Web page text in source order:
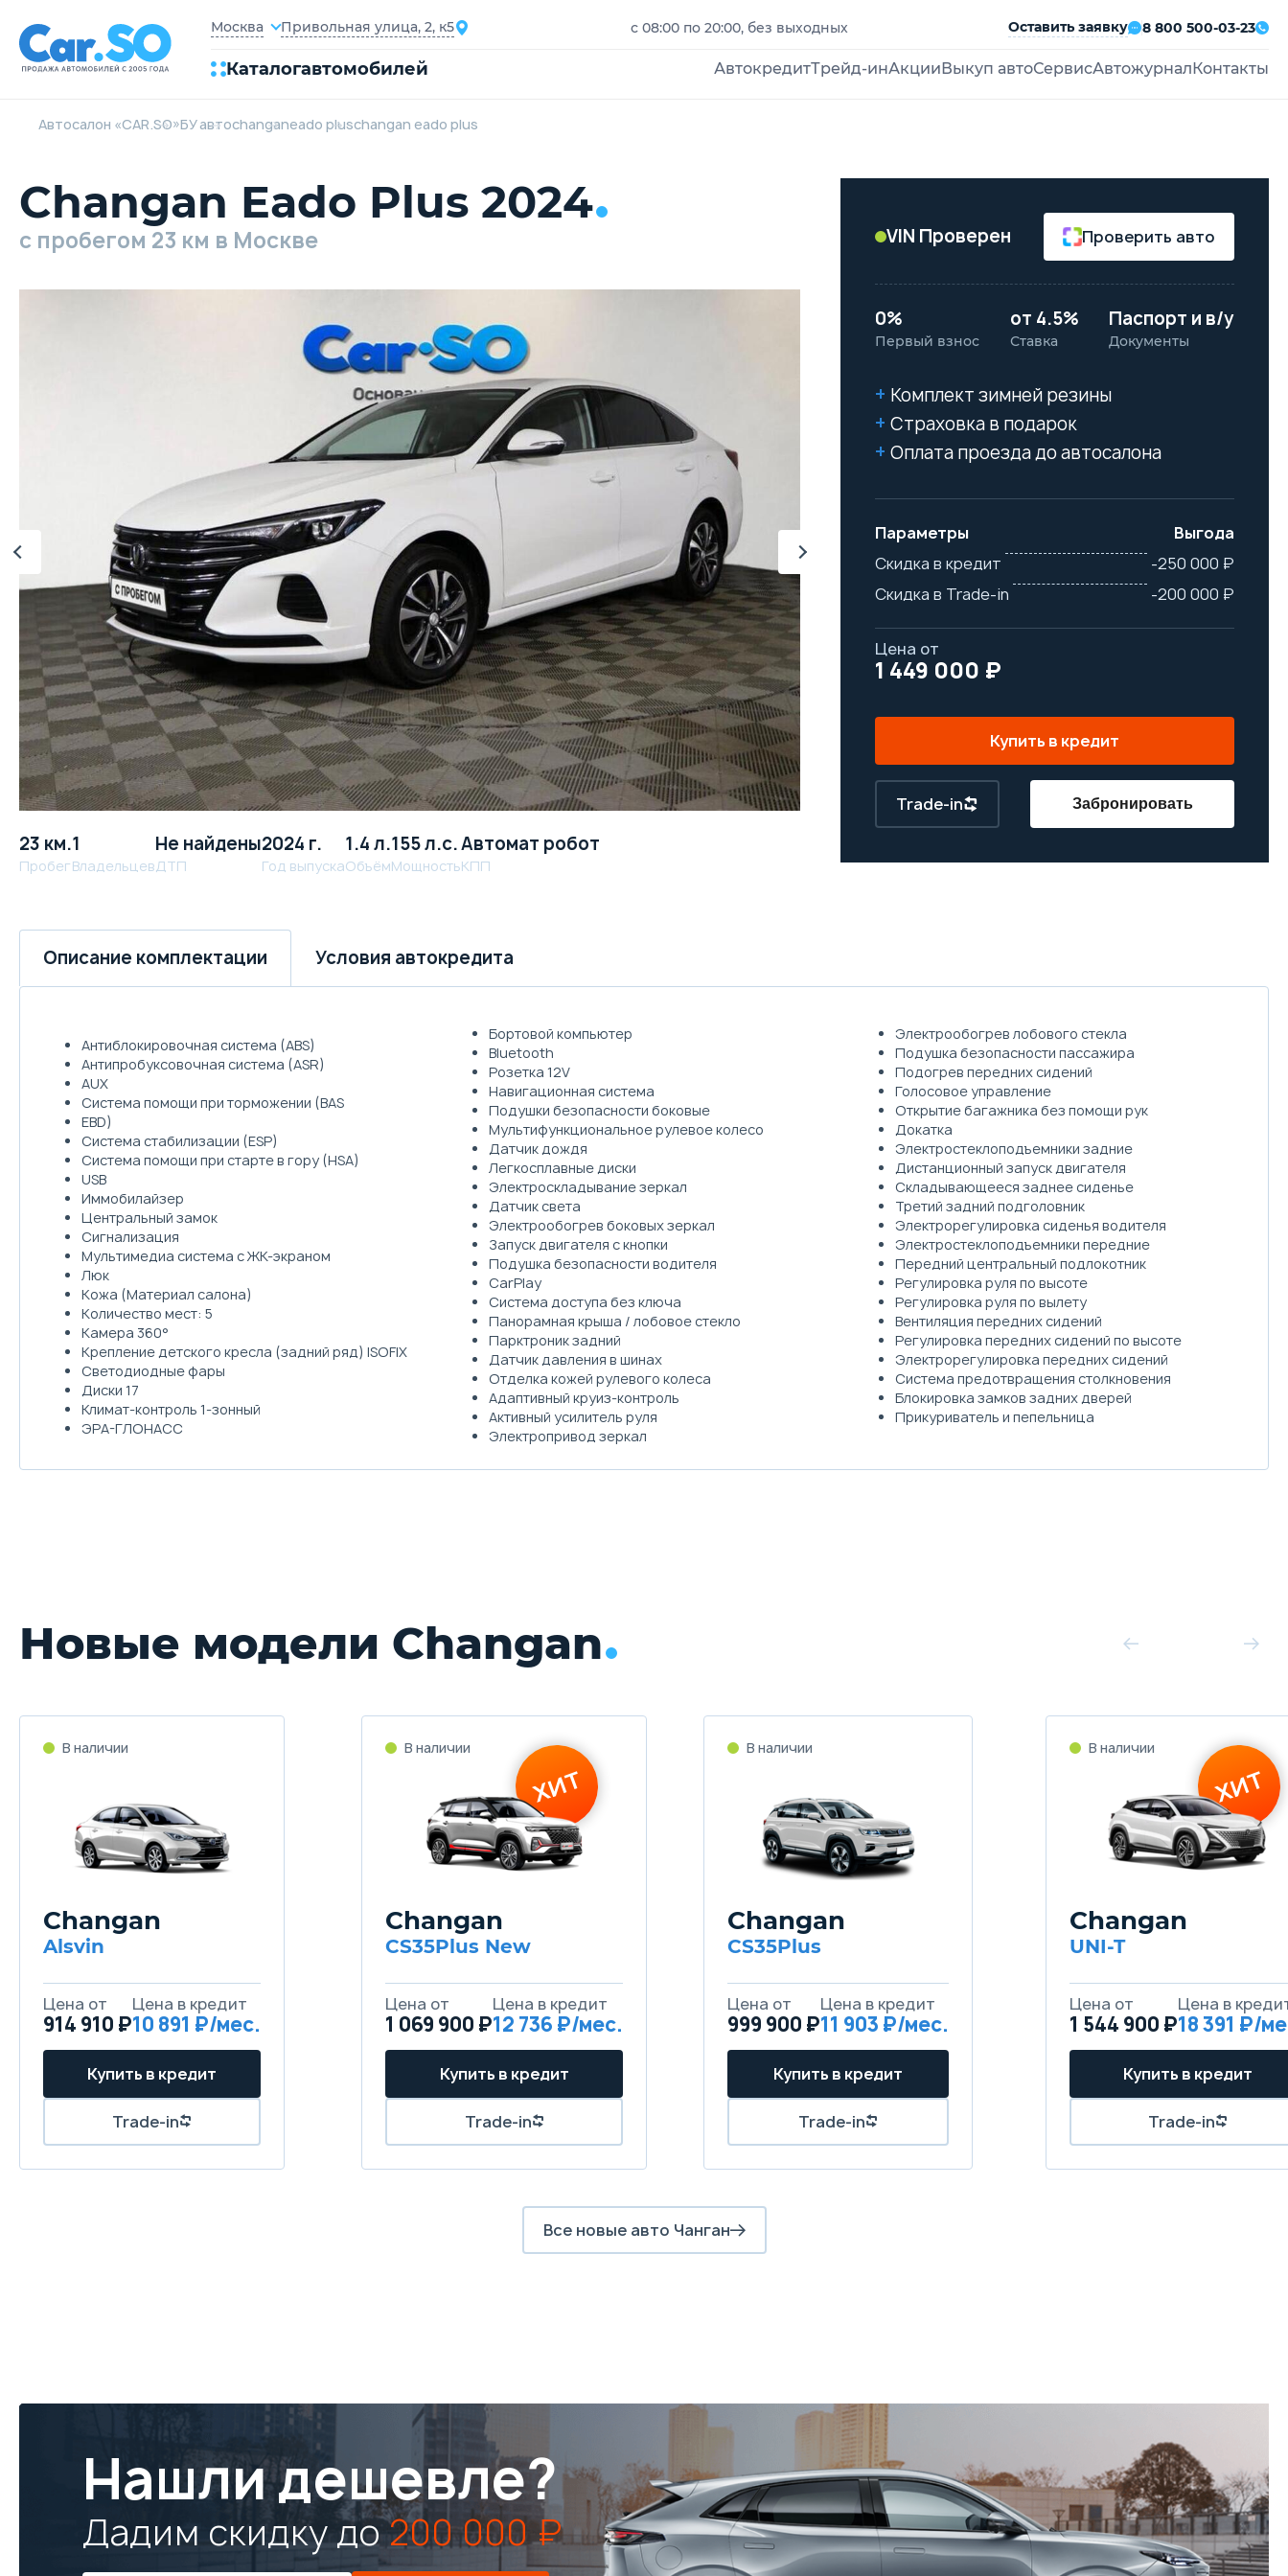
Москва Привольная улица, 2, к5 с 08:00 по 20:00, без выходных Оставить заявку 8 800 500-03-23
Каталогавтомобилей АвтокредитТрейд-инАкции Выкуп автоСервисАвтожурнал Контакты
Автосалон «CAR.SO»БУ автоchanganeado pluschangan eado plus
Changan Eado Plus 2024
c пробегом 23 км в Москве
23 км.
Пробег
1
Владельцев
Не найдены
ДТП
2024 г.
Год выпуска
1.4 л.
Объём
155 л.с.
Мощность
Автомат робот
КПП
VIN Проверен Проверить авто
0%
Первый взнос
от 4.5%
Ставка
Паспорт и в/у
Документы
Комплект зимней резины
Страховка в подарок
Оплата проезда до автосалона
Параметры
Выгода
Скидка в кредит
-250 000 ₽
Скидка в Trade-in
-200 000 ₽
Цена от
1 449 000 ₽
Купить в кредит
Trade-in Забронировать
Описание комплектации Условия автокредита
Антиблокировочная система (ABS)
Антипробуксовочная система (ASR)
AUX
Система помощи при торможении (BAS
EBD)
Система стабилизации (ESP)
Система помощи при старте в гору (HSA)
USB
Иммобилайзер
Центральный замок
Сигнализация
Мультимедиа система с ЖК-экраном
Люк
Кожа (Материал салона)
Количество мест: 5
Камера 360°
Крепление детского кресла (задний ряд) ISOFIX
Светодиодные фары
Диски 17
Климат-контроль 1-зонный
ЭРА-ГЛОНАСС
Бортовой компьютер
Bluetooth
Розетка 12V
Навигационная система
Подушки безопасности боковые
Мультифункциональное рулевое колесо
Датчик дождя
Легкосплавные диски
Электроскладывание зеркал
Датчик света
Электрообогрев боковых зеркал
Запуск двигателя с кнопки
Подушка безопасности водителя
CarPlay
Система доступа без ключа
Панорамная крыша / лобовое стекло
Парктроник задний
Датчик давления в шинах
Отделка кожей рулевого колеса
Адаптивный круиз-контроль
Активный усилитель руля
Электропривод зеркал
Электрообогрев лобового стекла
Подушка безопасности пассажира
Подогрев передних сидений
Голосовое управление
Открытие багажника без помощи рук
Докатка
Электростеклоподъемники задние
Дистанционный запуск двигателя
Складывающееся заднее сиденье
Третий задний подголовник
Электрорегулировка сиденья водителя
Электростеклоподъемники передние
Передний центральный подлокотник
Регулировка руля по высоте
Регулировка руля по вылету
Вентиляция передних сидений
Регулировка передних сидений по высоте
Электрорегулировка передних сидений
Система предотвращения столкновения
Блокировка замков задних дверей
Прикуриватель и пепельница
Новые модели Changan
Changan
Alsvin
914 910 ₽10 891
Changan
CS35Plus New
1 069 900 ₽12 736
Changan
CS35Plus
999 900 ₽11 903
Changan
UNI-T
1 544 900 ₽18 391
Все новые авто Чанган
Нашли дешевле?
Дадим скидку до200 000 ₽